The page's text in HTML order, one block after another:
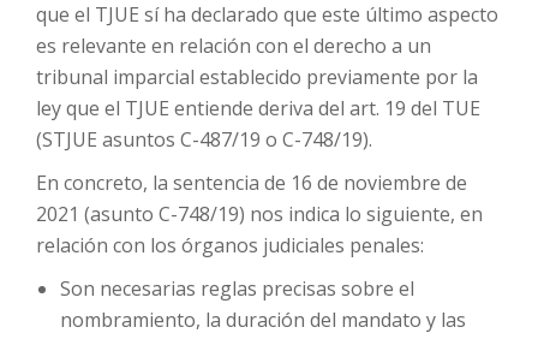
que el TJUE sí ha declarado que este último aspecto
es relevante en relación con el derecho a un
tribunal imparcial establecido previamente por la
ley que el TJUE entiende deriva del art. 19 del TUE
(STJUE asuntos C-487/19 o C-748/19).
En concreto, la sentencia de 16 de noviembre de
2021 (asunto C-748/19) nos indica lo siguiente, en
relación con los órganos judiciales penales:
Son necesarias reglas precisas sobre el
nombramiento, la duración del mandato y las